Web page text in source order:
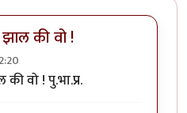
की वो !
वो ! पु.भा.प्र.